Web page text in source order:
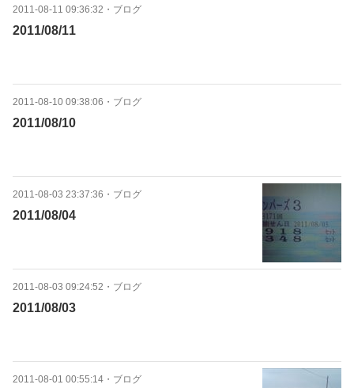
2011-08-11 09:36:32 ・ ブログ
2011/08/11
2011-08-10 09:38:06 ・ ブログ
2011/08/10
2011-08-03 23:37:36 ・ ブログ
2011/08/04
2011-08-03 09:24:52 ・ ブログ
2011/08/03
2011-08-01 00:55:14 ・ ブログ